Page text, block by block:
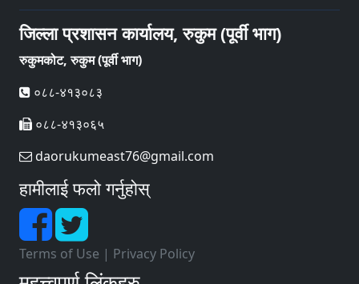
जिल्ला प्रशासन कार्यालय, रुकुम (पूर्वी भाग)
रुकुमकोट, रुकुम (पूर्वी भाग)
०८८-४१३०८३
०८८-४१३०६५
daorukumeast76@gmail.com
हामीलाई फलो गर्नुहोस्
Terms of Use | Privacy Policy